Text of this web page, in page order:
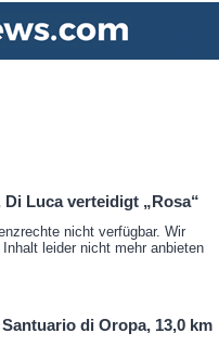
Luca verteidigt „Rosa“
nicht verfügbar. Wir
leider nicht mehr anbieten
di Oropa, 13,0 km